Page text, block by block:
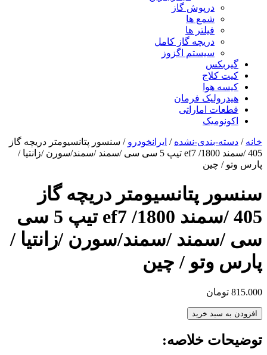
درپوش گاز
شمع ها
فیلتر ها
دریچه گاز کامل
سیستم اگزوز
گیربکس
کیت کلاج
کیسه هوا
هیدرولیک فرمان
قطعات اماراتی
اکونومیک
خانه / دسته-بندی-نشده / ایرانخودرو / سنسور پتانسیومتر دریچه گاز
405 /سمند ef7 /1800 تیپ 5 سی سی /سمند /سمند/سورن /زانتیا /
پارس وتو / چین
سنسور پتانسیومتر دریچه گاز
405 /سمند ef7 /1800 تیپ 5 سی
سی /سمند /سمند/سورن /زانتیا /
پارس وتو / چین
815.000 تومان
افزودن به سبد خرید
توضیحات خلاصه: